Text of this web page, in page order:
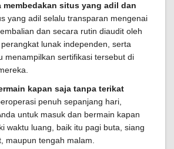
membedakan situs yang adil dan
yang adil selalu transparan mengenai
dan secara rutin diaudit oleh
lunak independen, serta
menampilkan sertifikasi tersebut di
kapan saja tanpa terikat
penuh sepanjang hari,
untuk masuk dan bermain kapan
waktu luang, baik itu pagi buta, siang
maupun tengah malam.